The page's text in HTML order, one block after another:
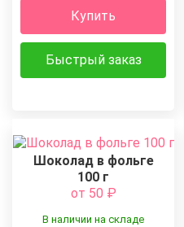
Купить
Быстрый заказ
Шоколад в фольге
100 г
от 50 ₽
В наличии на складе